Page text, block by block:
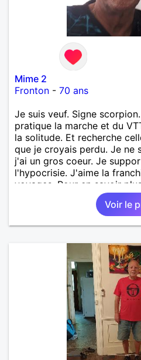
Mime 2
Fronton - 70 ans
Je suis veuf. Signe
pratique la marche et du
la solitude. Et recherche
que je croyais perdu. Je ne
j'ai un gros coeur. Je
l'hypocrisie. J'aime la
voyages. Pour en savoir
Voir le